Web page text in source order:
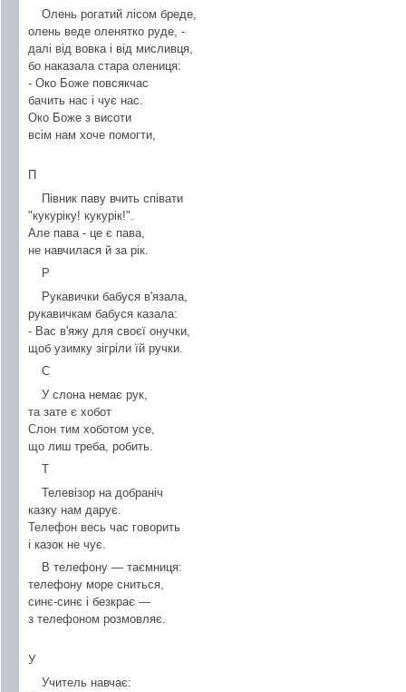
Олень рогатий лісом бреде,
олень веде оленятко руде, -
далі від вовка і від мисливця,
бо наказала стара олениця:
- Око Боже повсякчас
бачить нас і чує нас.
Око Боже з висоти
всім нам хоче помогти,
П
Півник паву вчить співати
"кукуріку! кукурік!".
Але пава - це є пава,
не навчилася й за рік.
Р
Рукавички бабуся в'язала,
рукавичкам бабуся казала:
- Вас в'яжу для своєї онучки,
щоб узимку зігріли їй ручки.
С
У слона немає рук,
та зате є хобот
Слон тим хоботом усе,
що лиш треба, робить.
Т
Телевізор на добраніч
казку нам дарує.
Телефон весь час говорить
і казок не чує.
В телефону — таємниця:
телефону море сниться,
синє-синє і безкрає —
з телефоном розмовляє.
У
Учитель навчає: